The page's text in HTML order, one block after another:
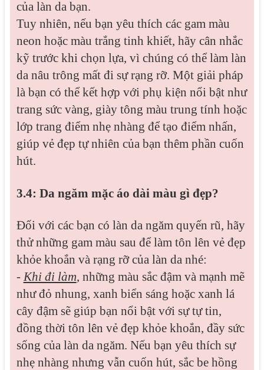
của làn da bạn.
Tuy nhiên, nếu bạn yêu thích các gam màu
neon hoặc màu trắng tinh khiết, hãy cân nhắc
kỹ trước khi chọn lựa, vì chúng có thể làm làn
da nâu trông mất đi sự rạng rỡ. Một giải pháp
là bạn có thể kết hợp với phụ kiện nổi bật như
trang sức vàng, giày tông màu trung tính hoặc
lớp trang điểm nhẹ nhàng để tạo điểm nhấn,
giúp vẻ đẹp tự nhiên của bạn thêm phần cuốn
hút.
3.4: Da ngăm mặc áo dài màu gì đẹp?
Đối với các bạn có làn da ngăm quyến rũ, hãy
thử những gam màu sau để làm tôn lên vẻ đẹp
khỏe khoắn và rạng rỡ của làn da nhé:
- Khi đi làm, những màu sắc đậm và mạnh mẽ
như đỏ nhung, xanh biển sáng hoặc xanh lá
cây đậm sẽ giúp bạn nổi bật với sự tự tin,
đồng thời tôn lên vẻ đẹp khỏe khoắn, đầy sức
sống của làn da ngăm. Nếu bạn yêu thích sự
nhẹ nhàng nhưng vẫn cuốn hút, sắc be hồng